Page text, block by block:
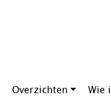
Overzichten Wie